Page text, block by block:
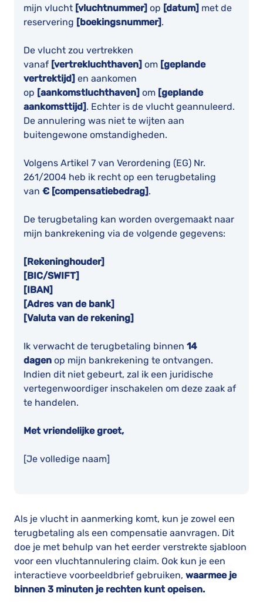
mijn vlucht [vluchtnummer] op [datum] met de
reservering [boekingsnummer] .
De vlucht zou vertrekken
vanaf [vertrekluchthaven] om [geplande
vertrektijd] en aankomen
op [aankomstluchthaven] om [geplande
aankomsttijd] . Echter is de vlucht geannuleerd.
De annulering was niet te wijten aan
buitengewone omstandigheden.
Volgens Artikel 7 van Verordening (EG) Nr.
261/2004 heb ik recht op een terugbetaling
van € [compensatiebedrag] .
De terugbetaling kan worden overgemaakt naar
mijn bankrekening via de volgende gegevens:
[Rekeninghouder]
[BIC/SWIFT]
[IBAN]
[Adres van de bank]
[Valuta van de rekening]
Ik verwacht de terugbetaling binnen 14
dagen op mijn bankrekening te ontvangen.
Indien dit niet gebeurt, zal ik een juridische
vertegenwoordiger inschakelen om deze zaak af
te handelen.
Met vriendelijke groet,
[Je volledige naam]
Als je vlucht in aanmerking komt, kun je zowel een
terugbetaling als een compensatie aanvragen. Dit
doe je met behulp van het eerder verstrekte sjabloon
voor een vluchtannulering claim. Ook kun je een
interactieve voorbeeldbrief gebruiken, waarmee je
binnen 3 minuten je rechten kunt opeisen.